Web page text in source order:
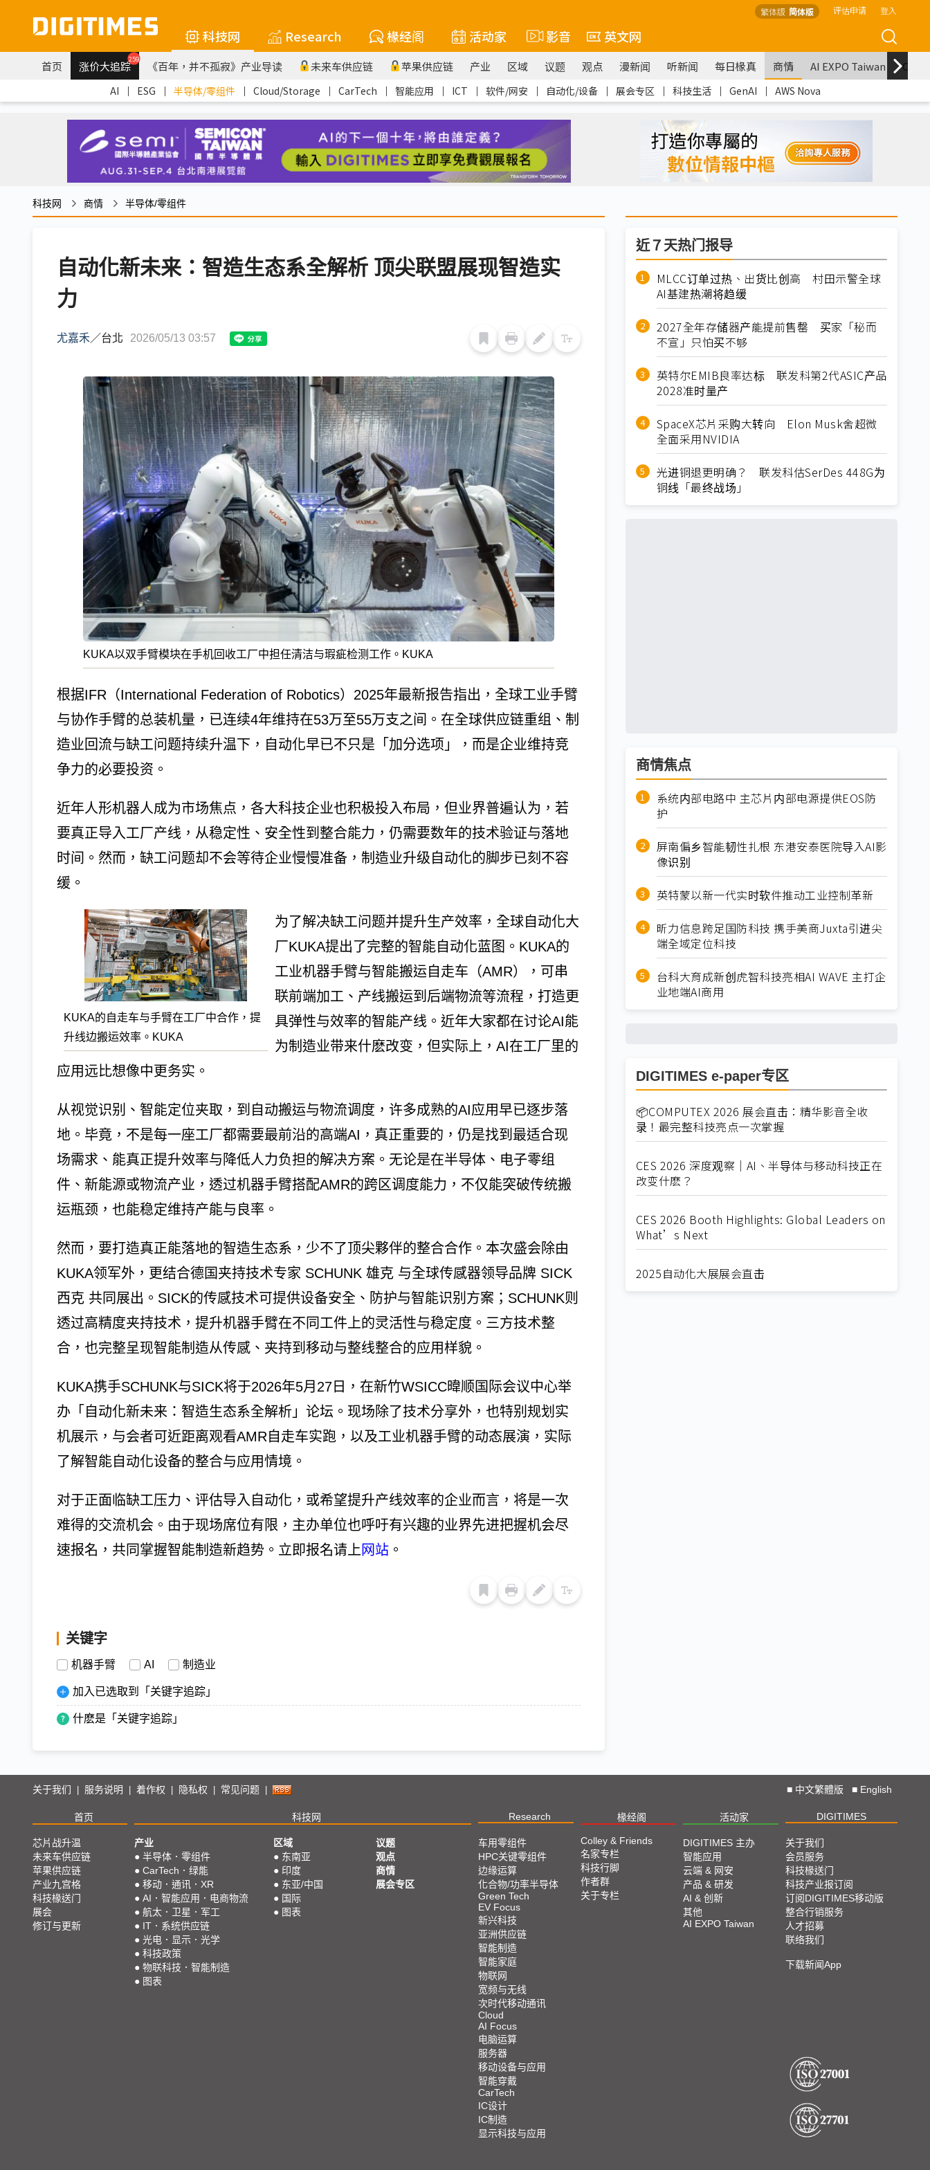
繁体版 简体版 评估申请 登入
科技网 Research 椽经阁 活动家 影音 英文网
首页 涨价大追踪259 《百年，并不孤寂》产业导读 未来车供应链 苹果供应链 产业 区域 议题 观点 漫新闻 听新闻 每日椽真 商情 AI EXPO Taiwan
AI ｜ ESG ｜ 半导体/零组件 ｜ Cloud/Storage ｜ CarTech ｜ 智能应用 ｜ ICT ｜ 软件/网安 ｜ 自动化/设备 ｜ 展会专区 ｜ 科技生活 ｜ GenAI ｜ AWS Nova
科技网 商情 半导体/零组件
自动化新未来：智造生态系全解析 顶尖联盟展现智造实
力
尤嘉禾 ／台北 2026/05/13 03:57
KUKA以双手臂模块在手机回收工厂中担任清洁与瑕疵检测工作。KUKA
根据IFR（International Federation of Robotics）2025年最新报告指出，全球工业手臂
与协作手臂的总装机量，已连续4年维持在53万至55万支之间。在全球供应链重组、制
造业回流与缺工问题持续升温下，自动化早已不只是「加分选项」，而是企业维持竞
争力的必要投资。
近年人形机器人成为市场焦点，各大科技企业也积极投入布局，但业界普遍认为，若
要真正导入工厂产线，从稳定性、安全性到整合能力，仍需要数年的技术验证与落地
时间。然而，缺工问题却不会等待企业慢慢准备，制造业升级自动化的脚步已刻不容
缓。
KUKA的自走车与手臂在工厂中合作，提
升线边搬运效率。KUKA
为了解决缺工问题并提升生产效率，全球自动化大
厂KUKA提出了完整的智能自动化蓝图。KUKA的
工业机器手臂与智能搬运自走车（AMR），可串
联前端加工、产线搬运到后端物流等流程，打造更
具弹性与效率的智能产线。近年大家都在讨论AI能
为制造业带来什麽改变，但实际上，AI在工厂里的
应用远比想像中更务实。
从视觉识别、智能定位夹取，到自动搬运与物流调度，许多成熟的AI应用早已逐步落
地。毕竟，不是每一座工厂都需要最前沿的高端AI，真正重要的，仍是找到最适合现
场需求、能真正提升效率与降低人力负担的解决方案。无论是在半导体、电子零组
件、新能源或物流产业，透过机器手臂搭配AMR的跨区调度能力，不仅能突破传统搬
运瓶颈，也能稳定维持产能与良率。
然而，要打造真正能落地的智造生态系，少不了顶尖夥伴的整合合作。本次盛会除由
KUKA领军外，更结合德国夹持技术专家 SCHUNK 雄克 与全球传感器领导品牌 SICK
西克 共同展出。SICK的传感技术可提供设备安全、防护与智能识别方案；SCHUNK则
透过高精度夹持技术，提升机器手臂在不同工件上的灵活性与稳定度。三方技术整
合，也完整呈现智能制造从传感、夹持到移动与整线整合的应用样貌。
KUKA携手SCHUNK与SICK将于2026年5月27日，在新竹WSICC暐顺国际会议中心举
办「自动化新未来：智造生态系全解析」论坛。现场除了技术分享外，也特别规划实
机展示，与会者可近距离观看AMR自走车实跑，以及工业机器手臂的动态展演，实际
了解智能自动化设备的整合与应用情境。
对于正面临缺工压力、评估导入自动化，或希望提升产线效率的企业而言，将是一次
难得的交流机会。由于现场席位有限，主办单位也呼吁有兴趣的业界先进把握机会尽
速报名，共同掌握智能制造新趋势。立即报名请上 网站 。
关键字
机器手臂 AI 制造业
加入已选取到「关键字追踪」
什麽是「关键字追踪」
近７天热门报导
MLCC订单过热、出货比创高 村田示警全球
AI基建热潮将趋缓
2027全年存储器产能提前售罄 买家「秘而
不宣」只怕买不够
英特尔EMIB良率达标 联发科第2代ASIC产品
2028准时量产
SpaceX芯片采购大转向 Elon Musk舍超微
全面采用NVIDIA
光进铜退更明确？ 联发科估SerDes 448G为
铜线「最终战场」
商情焦点
系统内部电路中 主芯片内部电源提供EOS防
护
屏南偏乡智能韧性扎根 东港安泰医院导入AI影
像识别
英特蒙以新一代实时软件推动工业控制革新
昕力信息跨足国防科技 携手美商Juxta引进尖
端全域定位科技
台科大育成新创虎智科技亮相AI WAVE 主打企
业地端AI商用
DIGITIMES e-paper专区
📦COMPUTEX 2026 展会直击：精华影音全收
录！最完整科技亮点一次掌握
CES 2026 深度观察｜AI、半导体与移动科技正在
改变什麽？
CES 2026 Booth Highlights: Global Leaders on
What’s Next
2025自动化大展展会直击
2024 COMPUTEX TAIPEI 展会直击
2023 TPCA Show Taipei 展会精选
2023 SEMICON TAIWAN展会精选
2023台北国际自动化工业大展展会精选
2023台北国际电脑展COMPUTEX TAIPEI 展会精
关于我们 服务说明 着作权 隐私权 常见问题 ■ 中文繁體版 ■ English
首页 科技网 Research 椽经阁 活动家 DIGITIMES
芯片战升温
未来车供应链
苹果供应链
产业九宫格
科技椽送门
展会
修订与更新
产业
● 半导体．零组件
● CarTech．绿能
● 移动．通讯．XR
● AI．智能应用．电商物流
● 航太．卫星．军工
● IT．系统供应链
● 光电．显示．光学
● 科技政策
● 物联科技．智能制造
● 图表
区域
● 东南亚
● 印度
● 东亚/中国
● 国际
● 图表
议题
观点
商情
展会专区
车用零组件
HPC关键零组件
边缘运算
化合物/功率半导体
Green Tech
EV Focus
新兴科技
亚洲供应链
智能制造
智能家庭
物联网
宽频与无线
次时代移动通讯
Cloud
AI Focus
电脑运算
服务器
移动设备与应用
智能穿戴
CarTech
IC设计
IC制造
显示科技与应用
Colley & Friends
名家专栏
科技行脚
作者群
关于专栏
DIGITIMES 主办
智能应用
云端 & 网安
产品 & 研发
AI & 创新
其他
AI EXPO Taiwan
关于我们
会员服务
科技椽送门
科技产业报订阅
订阅DIGITIMES移动版
整合行销服务
人才招募
联络我们
下载新闻App